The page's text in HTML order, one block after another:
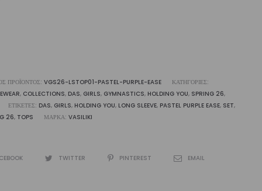
ΠΡΟΪΌΝΤΟΣ: VGS26-LSTOP01-PASTEL-PURPLE-EASE
ΚΑΤΗΓΟΡΊΕΣ:
, COLLECTIONS, DAS, GIRLS, GYMNASTICS, HOLDING YOU, SPRING 26,
ΕΤΙΚΈΤΕΣ: DAS, GIRLS, HOLDING YOU, LONG SLEEVE, PASTEL PURPLE EASE, SET,
26, TOPS ΜΆΡΚΑ: VASILIKI
TWITTER PINTEREST EMAIL